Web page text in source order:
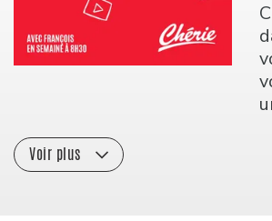
Voir plus